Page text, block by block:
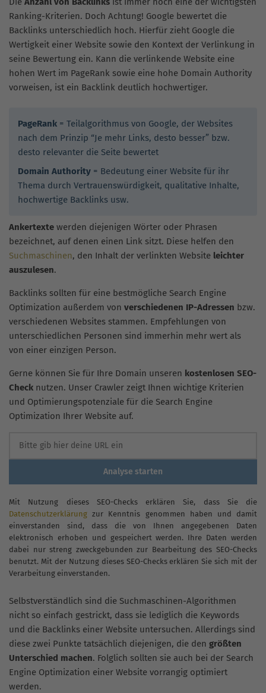
Ranking-Kriterien. Doch Achtung! Google bewertet die
Backlinks unterschiedlich hoch. Hierfür zieht Google die
Wertigkeit einer Website sowie den Kontext der Verlinkung in
seine Bewertung ein. Kann die verlinkende Website eine
hohen Wert im PageRank sowie eine hohe Domain Authority
vorweisen, ist ein Backlink deutlich hochwertiger.
PageRank = Teilalgorithmus von Google, der Websites
nach dem Prinzip “Je mehr Links, desto besser” bzw.
desto relevanter die Seite bewertet
Domain Authority = Bedeutung einer Website für ihr
Thema durch Vertrauenswürdigkeit, qualitative Inhalte,
hochwertige Backlinks usw.
Ankertexte werden diejenigen Wörter oder Phrasen
bezeichnet, auf denen einen Link sitzt. Diese helfen den
Suchmaschinen, den Inhalt der verlinkten Website leichter
auszulesen.
Backlinks sollten für eine bestmögliche Search Engine
Optimization außerdem von verschiedenen IP-Adressen bzw.
verschiedenen Websites stammen. Empfehlungen von
unterschiedlichen Personen sind immerhin mehr wert als
von einer einzigen Person.
Gerne können Sie für Ihre Domain unseren kostenlosen SEO-
Check nutzen. Unser Crawler zeigt Ihnen wichtige Kriterien
und Optimierungspotenziale für die Search Engine
Optimization Ihrer Website auf.
Analyse starten
Mit Nutzung dieses SEO-Checks erklären Sie, dass Sie die
Datenschutzerklärung zur Kenntnis genommen haben und damit
einverstanden sind, dass die von Ihnen angegebenen Daten
elektronisch erhoben und gespeichert werden. Ihre Daten werden
dabei nur streng zweckgebunden zur Bearbeitung des SEO-Checks
benutzt. Mit der Nutzung dieses SEO-Checks erklären Sie sich mit der
Verarbeitung einverstanden.
Selbstverständlich sind die Suchmaschinen-Algorithmen
nicht so einfach gestrickt, dass sie lediglich die Keywords
und die Backlinks einer Website untersuchen. Allerdings sind
diese zwei Punkte tatsächlich diejenigen, die den größten
Unterschied machen. Folglich sollten sie auch bei der Search
Engine Optimization einer Website vorrangig optimiert
werden.